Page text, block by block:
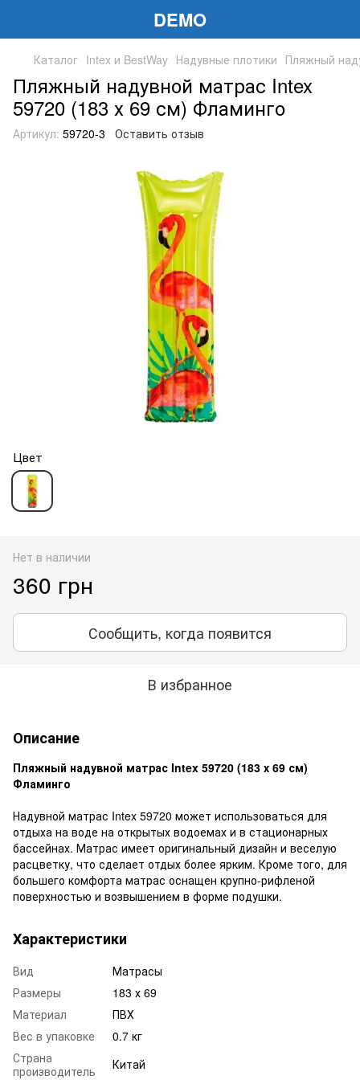
DEMO
Каталог Intex и BestWay Надувные плотики Пляжный
Пляжный надувной матрас Intex
59720 (183 х 69 см) Фламинго
Артикул: 59720-3 Оставить отзыв
Цвет
Нет в наличии
360 грн
Сообщить, когда появится
В избранное
Описание
Пляжный надувной матрас Intex 59720 (183 х 69 см)
Фламинго
Надувной матрас Intex 59720 может использоваться для
отдыха на воде на открытых водоемах и в стационарных
бассейнах. Матрас имеет оригинальный дизайн и веселую
расцветку, что сделает отдых более ярким. Кроме того, для
большего комфорта матрас оснащен крупно-рифленой
поверхностью и возвышением в форме подушки.
Характеристики
Вид
Матрасы
Размеры
183 х 69
Материал
ПВХ
Вес в упаковке
0.7 кг
Страна
производитель
Китай